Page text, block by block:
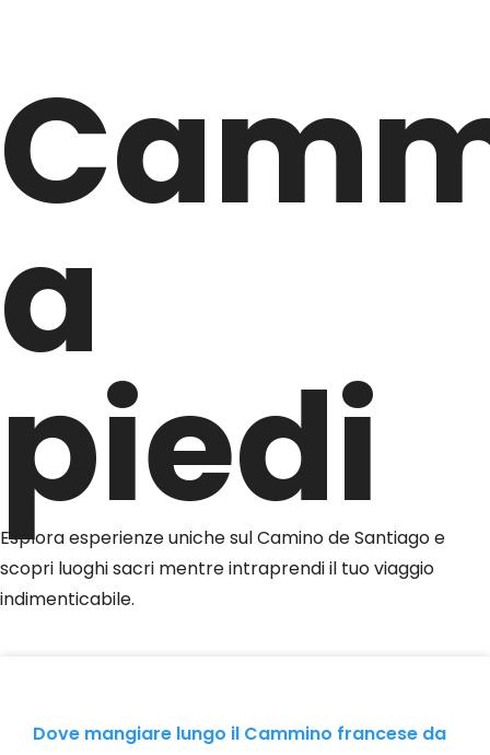
a
piedi
Esplora esperienze uniche sul Camino de Santiago e
scopri luoghi sacri mentre intraprendi il tuo viaggio
indimenticabile.
Dove mangiare lungo il Cammino francese da